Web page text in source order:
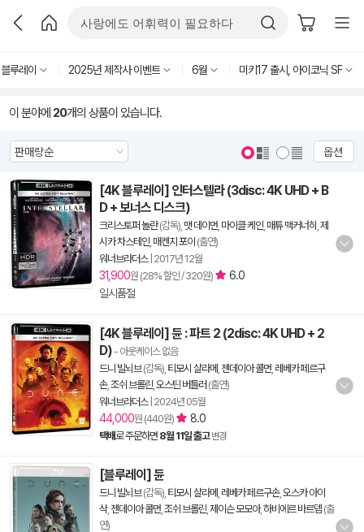
블루레이 2025년 제작사 이벤트 6월 미키17 출시, 아이코닉 SF
이 분야에 20개의 상품이 있습니다.
옵션
[4K 블루레이] 인터스텔라 (3disc: 4K UHD + B
D + 보너스 디스크)
크리스토퍼 놀란(감독), 맷 데이먼 마이클 케인 매튜 맥커너히 제
시카 차스테인 매켄지 포이 (출연)
워너브라더스| 2017년 12월
31,900원 (28% 할인 / 320원)
6.0
일시품절
[4K 블루레이] 듄 : 파트 2 (2disc: 4K UHD + 2
D) - 아웃케이스 없음
드니 빌뇌브(감독), 티모시 샬라메 젠데이아 콜먼 레베카 페르구
손, 조쉬 브롤린 오스틴 버틀러 (출연)
워너브라더스| 2024년 05월
44,000원 (440원) 8.0
택배로 주문하면 8월 11일 출고 변경
[블루레이] 듄
드니 빌뇌브(감독), 티모시 샬라메 레베카 페르구손, 오스카 아이
삭, 젠데이아 콜먼 조쉬 브롤린 제이슨 모모아,하비에르 바르뎀 (출
연)